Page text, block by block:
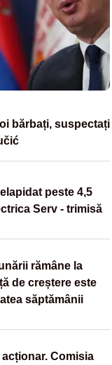
bărbați, suspectați
peste 4,5
Serv - trimisă
rămâne la
de creștere este
săptămânii
Comisia